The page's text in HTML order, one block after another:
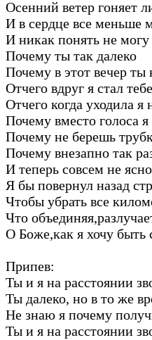
Осенний ветер гоняет
И в сердце все меньше
И никак понять не могу
Почему ты так далеко
Почему в этот вечер ты
Отчего вдруг я стал
Отчего когда уходила
Почему вместо голоса
Почему не берешь
Почему внезапно так
И теперь совсем не
Я бы повернул назад
Чтобы убрать все
Что
О Боже,как я хочу быть
Припев:
Ты и я на расстоянии
Ты далеко, но в то же
Не знаю я почему
Ты и я на расстоянии